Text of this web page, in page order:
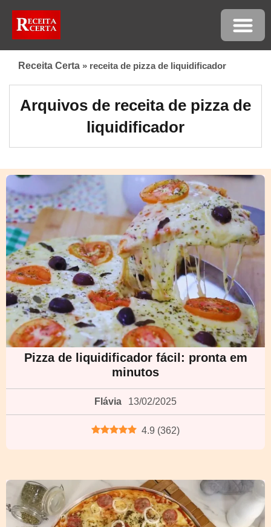
Receita Certa » receita de pizza de liquidificador
Arquivos de receita de pizza de
liquidificador
Pizza de liquidificador fácil: pronta em
minutos
Flávia 13/02/2025
4.9 (362)